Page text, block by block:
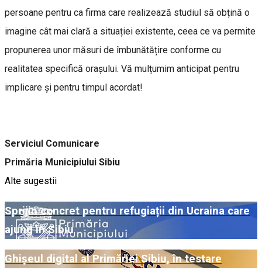
persoane pentru ca firma care realizează studiul să obțină o
imagine cât mai clară a situației existente, ceea ce va permite
propunerea unor măsuri de îmbunătățire conforme cu
realitatea specifică orașului. Vă mulțumim anticipat pentru
implicare și pentru timpul acordat!
Serviciul Comunicare
Primăria Municipiului Sibiu
Alte sugestii
Sprijin concret pentru refugiații din Ucraina care
ajung în Sibiu
Ghișeul digital al Primăriei Sibiu, în testare